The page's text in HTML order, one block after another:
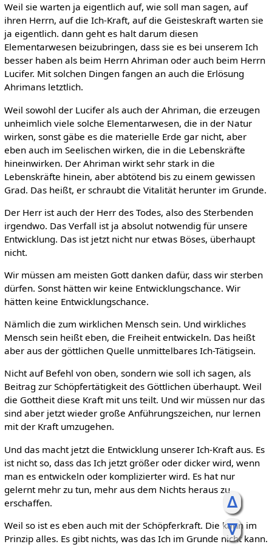
ᐃ
ᐁ
Weil sie warten ja eigentlich auf, wie soll man sagen, auf
ihren Herrn, auf die Ich-Kraft, auf die Geisteskraft warten sie
ja eigentlich. dann geht es halt darum diesen
Elementarwesen beizubringen, dass sie es bei unserem Ich
besser haben als beim Herrn Ahriman oder auch beim Herrn
Lucifer. Mit solchen Dingen fangen an auch die Erlösung
Ahrimans letztlich.
Weil sowohl der Lucifer als auch der Ahriman, die erzeugen
unheimlich viele solche Elementarwesen, die in der Natur
wirken, sonst gäbe es die materielle Erde gar nicht, aber
eben auch im Seelischen wirken, die in die Lebenskräfte
hineinwirken. Der Ahriman wirkt sehr stark in die
Lebenskräfte hinein, aber abtötend bis zu einem gewissen
Grad. Das heißt, er schraubt die Vitalität herunter im Grunde.
Der Herr ist auch der Herr des Todes, also des Sterbenden
irgendwo. Das Verfall ist ja absolut notwendig für unsere
Entwicklung. Das ist jetzt nicht nur etwas Böses, überhaupt
nicht.
Wir müssen am meisten Gott danken dafür, dass wir sterben
dürfen. Sonst hätten wir keine Entwicklungschance. Wir
hätten keine Entwicklungschance.
Nämlich die zum wirklichen Mensch sein. Und wirkliches
Mensch sein heißt eben, die Freiheit entwickeln. Das heißt
aber aus der göttlichen Quelle unmittelbares Ich-Tätigsein.
Nicht auf Befehl von oben, sondern wie soll ich sagen, als
Beitrag zur Schöpfertätigkeit des Göttlichen überhaupt. Weil
die Gottheit diese Kraft mit uns teilt. Und wir müssen nur das
sind aber jetzt wieder große Anführungszeichen, nur lernen
mit der Kraft umzugehen.
Und das macht jetzt die Entwicklung unserer Ich-Kraft aus. Es
ist nicht so, dass das Ich jetzt größer oder dicker wird, wenn
man es entwickeln oder komplizierter wird. Es hat nur
gelernt mehr zu tun, mehr aus dem Nichts heraus zu
erschaffen.
Weil so ist es eben auch mit der Schöpferkraft. Die kann im
Prinzip alles. Es gibt nichts, was das Ich im Grunde nicht kann.